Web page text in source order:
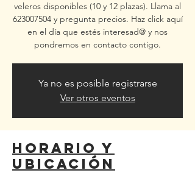
veleros disponibles (10 y 12 plazas). Llama al
623007504 y pregunta precios. Haz click aquí
en el día que estés interesad@ y nos
pondremos en contacto contigo.
Ya no es posible registrarse
Ver otros eventos
Horario y
ubicación